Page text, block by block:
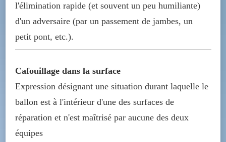
l'élimination rapide (et souvent un peu humiliante)
d'un adversaire (par un passement de jambes, un
petit pont, etc.).
Cafouillage dans la surface
Expression désignant une situation durant laquelle le
ballon est à l'intérieur d'une des surfaces de
réparation et n'est maîtrisé par aucune des deux
équipes